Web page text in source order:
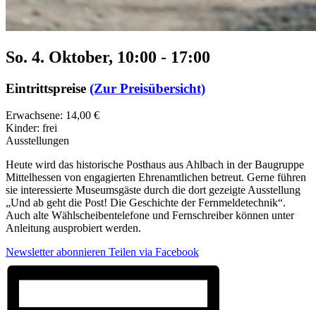
So. 4. Oktober, 10:00 - 17:00
Eintrittspreise (Zur Preisübersicht)
Erwachsene: 14,00 €
Kinder: frei
Ausstellungen
Heute wird das historische Posthaus aus Ahlbach in der Baugruppe
Mittelhessen von engagierten Ehrenamtlichen betreut. Gerne führen
sie interessierte Museumsgäste durch die dort gezeigte Ausstellung
„Und ab geht die Post! Die Geschichte der Fernmeldetechnik“.
Auch alte Wählscheibentelefone und Fernschreiber können unter
Anleitung ausprobiert werden.
Newsletter abonnieren Teilen via Facebook